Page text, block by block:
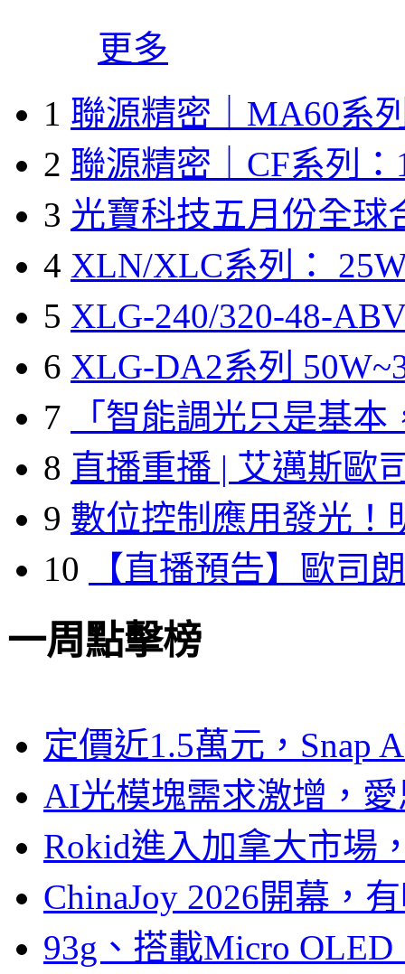
更多
1 聯源精密｜MA60系
2 聯源精密｜CF系列：
3 光寶科技五月份全球
4 XLN/XLC系列：
5 XLG-240/320-48-
6 XLG-DA2系列
7
「智能調光只是基本
8 直播重播 | 艾邁斯歐
9 數位控制應用發光！
10
【直播預告】歐司
一周點擊榜
定價近1.5萬元，Snap
AI光模塊需求激增，
Rokid進入加拿大市場
ChinaJoy 2026開幕，
93g、搭載Micro